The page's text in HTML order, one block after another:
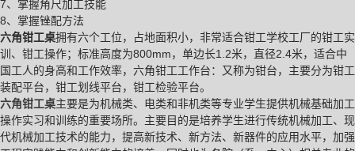
7、掌握角尺加工技能
8、掌握锉配方法
六角钳工桌拥有六个工位，占地面积小，非常适合钳工学校工厂的钳工实
训、钳工操作；标准高度为800mm，单边长1.2米，直径2.4米，适合中
国工人的身高和工作效率，六角钳工工作台：又称为钳台，主要分为钳工
装配平台，钳工划线平台，钳工检验平台。
六角钳工桌主要是为机械类、电类和非机类等专业学生提供机械基础加工
操作实习和训练的重要场所。主要目的是培养学生进行传统机械加工、现
代机械加工技术的能力，提高新技术、新方法、新器件的应用水平，加强